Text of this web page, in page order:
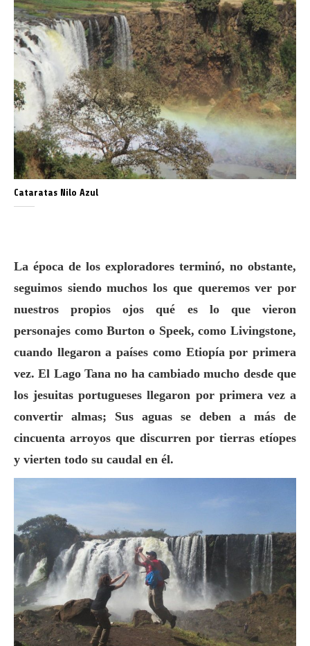
Cataratas Nilo Azul
La época de los exploradores terminó, no obstante,
seguimos siendo muchos los que queremos ver por
nuestros propios ojos qué es lo que vieron
personajes como Burton o Speek, como Livingstone,
cuando llegaron a países como Etiopía por primera
vez. El Lago Tana no ha cambiado mucho desde que
los jesuitas portugueses llegaron por primera vez a
convertir almas; Sus aguas se deben a más de
cincuenta arroyos que discurren por tierras etíopes
y vierten todo su caudal en él.